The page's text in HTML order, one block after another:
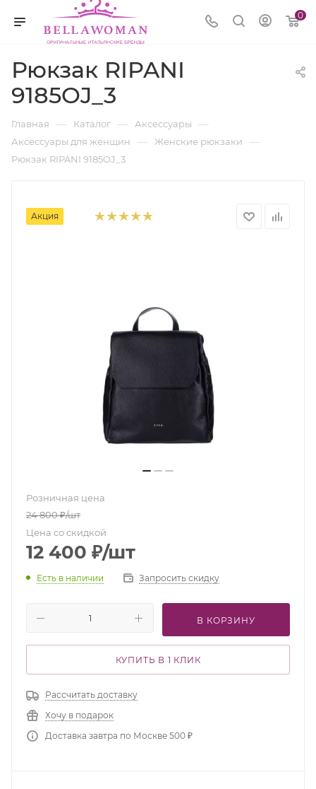
0
Рюкзак RIPANI
9185OJ_3
Главная — Каталог — Аксессуары —
Аксессуары для женщин — Женские рюкзаки —
Рюкзак RIPANI 9185OJ_3
Акция
Розничная цена
24 800₽/шт
Цена со скидкой
12 400 ₽/шт
Есть в наличии Запросить скидку
В КОРЗИНУ
КУПИТЬ В 1 КЛИК
Рассчитать доставку
Хочу в подарок
Доставка завтра по Москве 500 ₽